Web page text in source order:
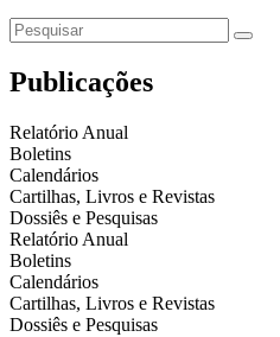
Publicações
Relatório Anual
Boletins
Calendários
Cartilhas, Livros e Revistas
Dossiês e Pesquisas
Relatório Anual
Boletins
Calendários
Cartilhas, Livros e Revistas
Dossiês e Pesquisas